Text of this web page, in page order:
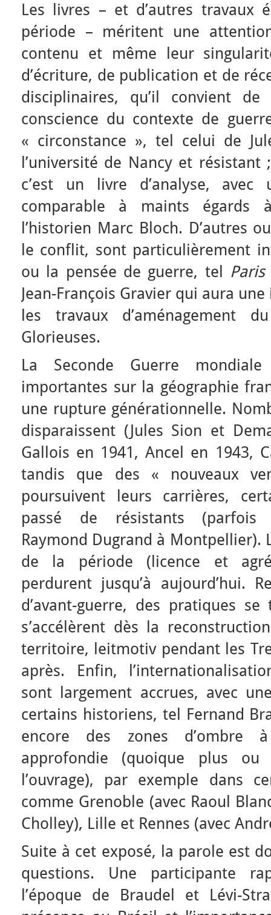
Les livres – et d’autres travaux
période – méritent une
contenu et même leur
d’écriture, de publication et de
disciplinaires, qu’il convient
conscience du contexte de
« circonstance », tel celui de
l’université de Nancy et
c’est un livre d’analyse, avec
comparable à maints
l’historien Marc Bloch. D’autres
le conflit, sont particulièrement
ou la pensée de guerre, tel
Jean-François Gravier qui aura
les travaux d’aménagement
Glorieuses.
La Seconde Guerre
importantes sur la géographie
une rupture générationnelle.
disparaissent (Jules Sion et
Gallois en 1941, Ancel en 1943,
tandis que des « nouveaux
poursuivent leurs carrières,
passé de résistants (parfois
Raymond Dugrand à Montpellier).
de la période (licence et
perdurent jusqu’à aujourd’hui.
d’avant-guerre, des pratiques
s’accélèrent dès la
territoire, leitmotiv pendant les
après. Enfin,
sont largement accrues, avec
certains historiens, tel Fernand
encore des zones d’ombre
approfondie (quoique plus ou
l’ouvrage), par exemple dans
comme Grenoble (avec Raoul
Cholley), Lille et Rennes (avec
Suite à cet exposé, la parole est
questions. Une participante
l’époque de Braudel et Lévi-